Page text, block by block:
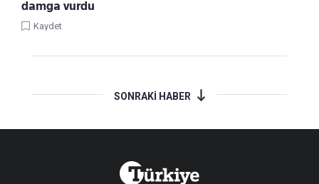
damga vurdu
Kaydet
SONRAKİ HABER